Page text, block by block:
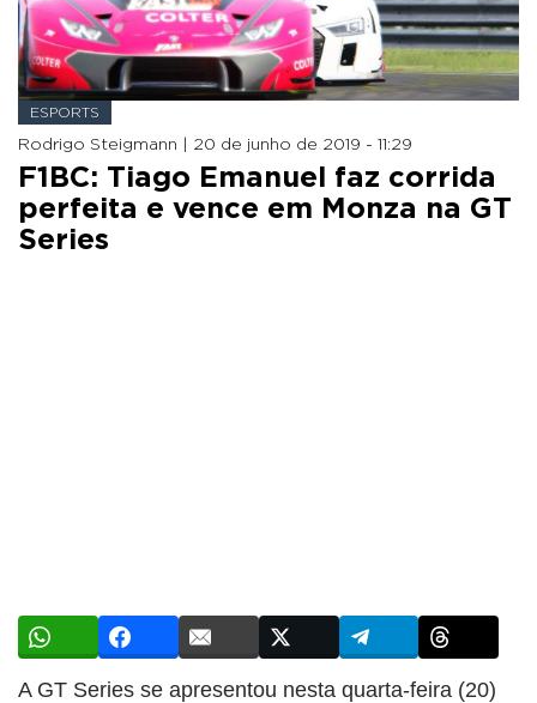
ESPORTS
Rodrigo Steigmann | 20 de junho de 2019 - 11:29
F1BC: Tiago Emanuel faz corrida
perfeita e vence em Monza na GT
Series
A GT Series se apresentou nesta quarta-feira (20)